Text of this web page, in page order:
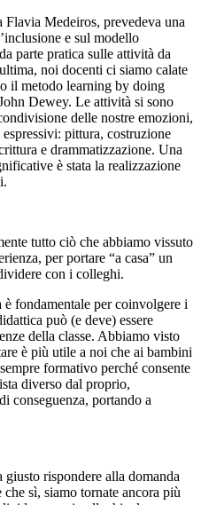
Flavia Medeiros, prevedeva una
e sul modello
parte pratica sulle attività da
noi docenti ci siamo calate
il metodo learning by doing
Dewey. Le attività si sono
delle nostre emozioni,
pittura, costruzione
e drammatizzazione. Una
è stata la realizzazione
tutto ciò che abbiamo vissuto
per portare “a casa” un
con i colleghi.
fondamentale per coinvolgere i
può (e deve) essere
della classe. Abbiamo visto
è più utile a noi che ai bambini
formativo perché consente
diverso dal proprio,
conseguenza, portando a
rispondere alla domanda
sì, siamo tornate ancora più